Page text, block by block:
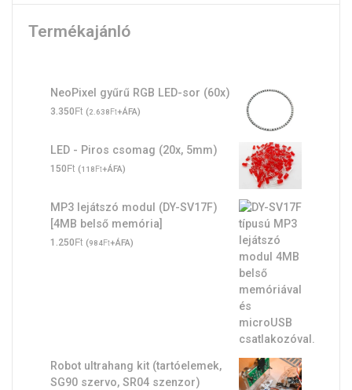
Termékajánló
NeoPixel gyűrű RGB LED-sor (60x)
3.350Ft (2.638Ft+ÁFA)
LED - Piros csomag (20x, 5mm)
150Ft (118Ft+ÁFA)
MP3 lejátszó modul (DY-SV17F)
[4MB belső memória]
1.250Ft (984Ft+ÁFA)
Robot ultrahang kit (tartóelemek,
SG90 szervo, SR04 szenzor)